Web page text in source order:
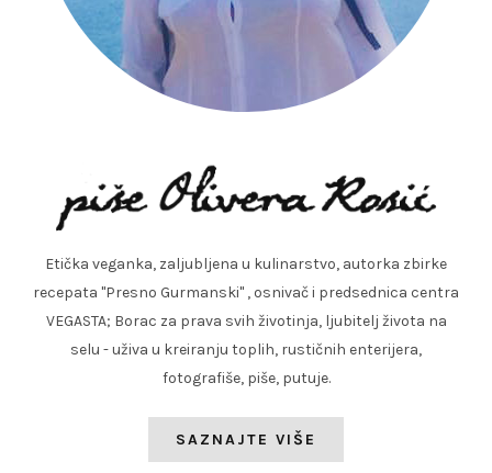
Etička veganka, zaljubljena u kulinarstvo, autorka zbirke
recepata "Presno Gurmanski" , osnivač i predsednica centra
VEGASTA; Borac za prava svih životinja, ljubitelj života na
selu - uživa u kreiranju toplih, rustičnih enterijera,
fotografiše, piše, putuje.
SAZNAJTE VIŠE